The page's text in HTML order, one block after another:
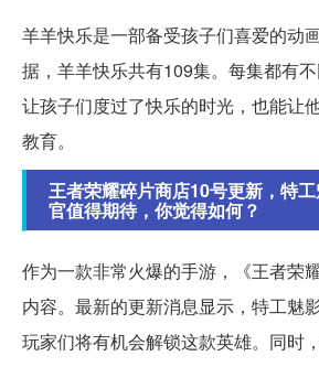
羊羊快乐是一部备受孩子们喜爱的动
据，羊羊快乐共有109集。每集都有
让孩子们度过了快乐的时光，也能让
教育。
王者荣耀碎片商店10号更新，特
官值得期待，你觉得如何？
作为一款非常火爆的手游，《王者荣
内容。最新的更新消息显示，特工魅
玩家们将有机会解锁这款英雄。同时